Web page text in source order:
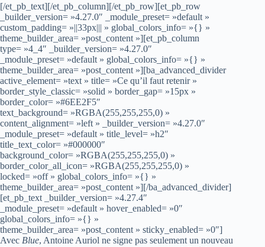
[/et_pb_text][/et_pb_column][/et_pb_row][et_pb_row
_builder_version= »4.27.0″ _module_preset= »default »
custom_padding= »||33px||| » global_colors_info= »{} »
theme_builder_area= »post_content »][et_pb_column
type= »4_4″ _builder_version= »4.27.0″
_module_preset= »default » global_colors_info= »{} »
theme_builder_area= »post_content »][ba_advanced_divider
active_element= »text » title= »Ce qu’il faut retenir »
border_style_classic= »solid » border_gap= »15px »
border_color= »#6EE2F5″
text_background= »RGBA(255,255,255,0) »
content_alignment= »left » _builder_version= »4.27.0″
_module_preset= »default » title_level= »h2″
title_text_color= »#000000″
background_color= »RGBA(255,255,255,0) »
border_color_all_icon= »RGBA(255,255,255,0) »
locked= »off » global_colors_info= »{} »
theme_builder_area= »post_content »][/ba_advanced_divider]
[et_pb_text _builder_version= »4.27.4″
_module_preset= »default » hover_enabled= »0″
global_colors_info= »{} »
theme_builder_area= »post_content » sticky_enabled= »0″]
Avec Blue, Antoine Auriol ne signe pas seulement un nouveau